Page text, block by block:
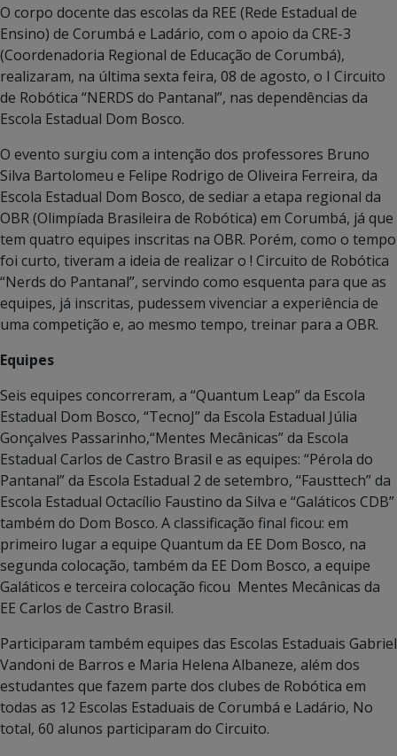
O corpo docente das escolas da REE (Rede Estadual de
Ensino) de Corumbá e Ladário, com o apoio da CRE-3
(Coordenadoria Regional de Educação de Corumbá),
realizaram, na última sexta feira, 08 de agosto, o I Circuito
de Robótica “NERDS do Pantanal”, nas dependências da
Escola Estadual Dom Bosco.
O evento surgiu com a intenção dos professores Bruno
Silva Bartolomeu e Felipe Rodrigo de Oliveira Ferreira, da
Escola Estadual Dom Bosco, de sediar a etapa regional da
OBR (Olimpíada Brasileira de Robótica) em Corumbá, já que
tem quatro equipes inscritas na OBR. Porém, como o tempo
foi curto, tiveram a ideia de realizar o ! Circuito de Robótica
“Nerds do Pantanal”, servindo como esquenta para que as
equipes, já inscritas, pudessem vivenciar a experiência de
uma competição e, ao mesmo tempo, treinar para a OBR.
Equipes
Seis equipes concorreram, a “Quantum Leap” da Escola
Estadual Dom Bosco, “TecnoJ” da Escola Estadual Júlia
Gonçalves Passarinho,“Mentes Mecânicas” da Escola
Estadual Carlos de Castro Brasil e as equipes: “Pérola do
Pantanal” da Escola Estadual 2 de setembro, “Fausttech” da
Escola Estadual Octacílio Faustino da Silva e “Galáticos CDB”
também do Dom Bosco. A classificação final ficou: em
primeiro lugar a equipe Quantum da EE Dom Bosco, na
segunda colocação, também da EE Dom Bosco, a equipe
Galáticos e terceira colocação ficou Mentes Mecânicas da
EE Carlos de Castro Brasil.
Participaram também equipes das Escolas Estaduais Gabriel
Vandoni de Barros e Maria Helena Albaneze, além dos
estudantes que fazem parte dos clubes de Robótica em
todas as 12 Escolas Estaduais de Corumbá e Ladário, No
total, 60 alunos participaram do Circuito.